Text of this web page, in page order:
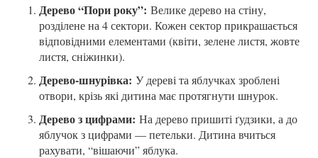
Дерево “Пори року”: Велике дерево на стіну,
розділене на 4 сектори. Кожен сектор прикрашається
відповідними елементами (квіти, зелене листя, жовте
листя, сніжинки).
Дерево-шнурівка: У дереві та яблучках зроблені
отвори, крізь які дитина має протягнути шнурок.
Дерево з цифрами: На дерево пришиті ґудзики, а до
яблучок з цифрами — петельки. Дитина вчиться
рахувати, “вішаючи” яблука.